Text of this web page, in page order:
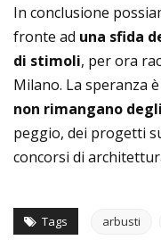
In conclusione
fronte ad una sfida
di stimoli, per ora
Milano. La speranza
non rimangano
peggio, dei progetti
concorsi di
Tags arbusti